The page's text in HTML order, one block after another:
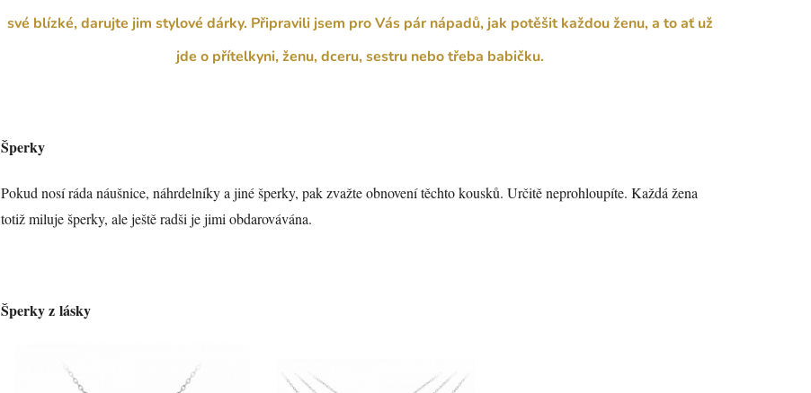
své blízké, darujte jim stylové dárky. Připravili jsem pro Vás pár nápadů, jak potěšit každou ženu, a to ať už
jde o přítelkyni, ženu, dceru, sestru nebo třeba babičku.
Šperky
Pokud nosí ráda náušnice, náhrdelníky a jiné šperky, pak zvažte obnovení těchto kousků. Určitě neprohloupíte. Každá žena
totiž miluje šperky, ale ještě radši je jimi obdarovávána.
Šperky z lásky